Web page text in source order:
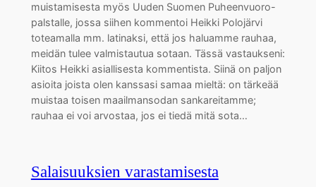
muistamisesta myös Uuden Suomen Puheenvuoro-
palstalle, jossa siihen kommentoi Heikki Polojärvi
toteamalla mm. latinaksi, että jos haluamme rauhaa,
meidän tulee valmistautua sotaan. Tässä vastaukseni:
Kiitos Heikki asiallisesta kommentista. Siinä on paljon
asioita joista olen kanssasi samaa mieltä: on tärkeää
muistaa toisen maailmansodan sankareitamme;
rauhaa ei voi arvostaa, jos ei tiedä mitä sota…
Salaisuuksien varastamisesta